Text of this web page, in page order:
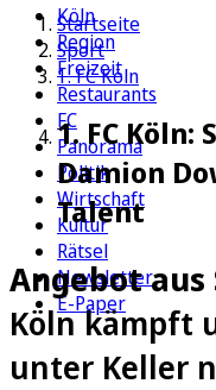
Köln
Region
Freizeit
Restaurants
FC
Panorama
Politik
Wirtschaft
Kultur
Rätsel
Newsletter
E-Paper
Startseite
Sport
1. FC Köln
1. FC
Damion
Talent
Angebot
Köln kämpft
unter Keller